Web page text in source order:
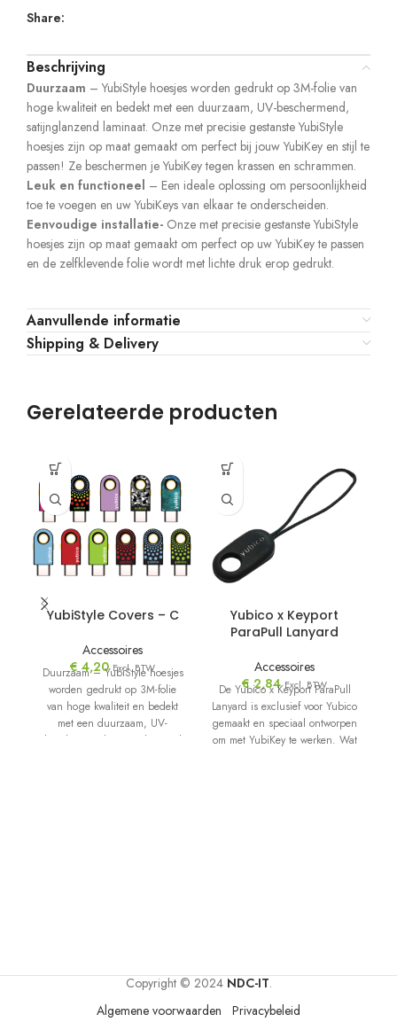
Share:
Beschrijving
Duurzaam – YubiStyle hoesjes worden gedrukt op 3M-folie van
hoge kwaliteit en bedekt met een duurzaam, UV-beschermend,
satijnglanzend laminaat. Onze met precisie gestanste YubiStyle
hoesjes zijn op maat gemaakt om perfect bij jouw YubiKey en stijl te
passen! Ze beschermen je YubiKey tegen krassen en schrammen.
Leuk en functioneel – Een ideale oplossing om persoonlijkheid
toe te voegen en uw YubiKeys van elkaar te onderscheiden.
Eenvoudige installatie- Onze met precisie gestanste YubiStyle
hoesjes zijn op maat gemaakt om perfect op uw YubiKey te passen
en de zelfklevende folie wordt met lichte druk erop gedrukt.
Aanvullende informatie
Shipping & Delivery
Gerelateerde producten
YubiStyle Covers – C
Accessoires
€4,20 Excl. BTW
Duurzaam – YubiStyle hoesjes
worden gedrukt op 3M-folie
van hoge kwaliteit en bedekt
met een duurzaam, UV-
beschermend, satijnglanzend
Yubico x Keyport
ParaPull Lanyard
Accessoires
€2,84 Excl. BTW
De Yubico x Keyport ParaPull
Lanyard is exclusief voor Yubico
gemaakt en speciaal ontworpen
om met YubiKey te werken. Wat
Copyright © 2024 NDC-IT.
Algemene voorwaarden
Privacybeleid